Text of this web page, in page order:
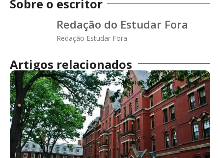
Sobre o escritor
Redação do Estudar Fora
Redação Estudar Fora
Artigos relacionados